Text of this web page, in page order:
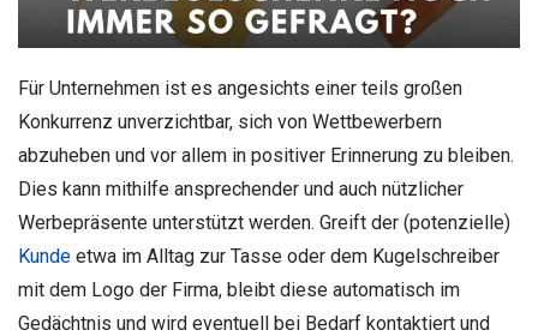
Für Unternehmen ist es angesichts einer teils großen
Konkurrenz unverzichtbar, sich von Wettbewerbern
abzuheben und vor allem in positiver Erinnerung zu bleiben.
Dies kann mithilfe ansprechender und auch nützlicher
Werbepräsente unterstützt werden. Greift der (potenzielle)
Kunde etwa im Alltag zur Tasse oder dem Kugelschreiber
mit dem Logo der Firma, bleibt diese automatisch im
Gedächtnis und wird eventuell bei Bedarf kontaktiert und